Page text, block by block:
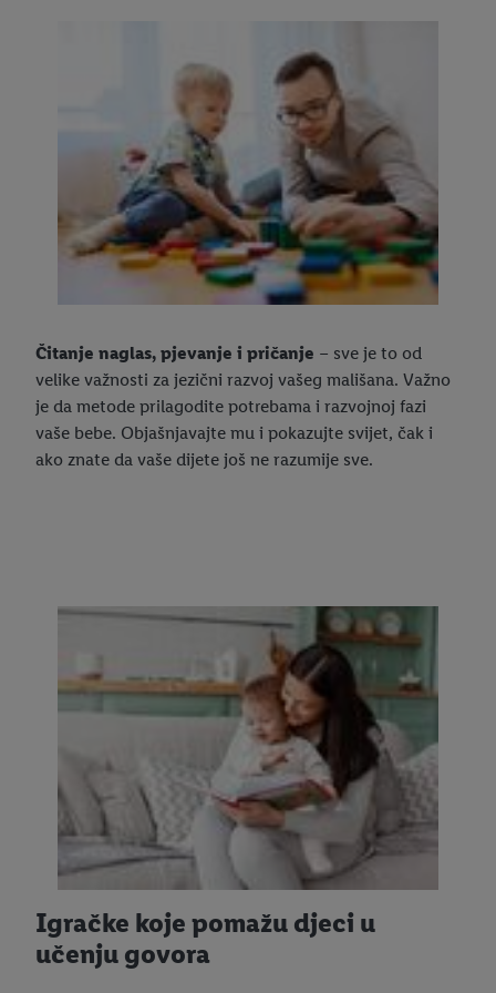
Čitanje naglas, pjevanje i pričanje – sve je to od
velike važnosti za jezični razvoj vašeg mališana. Važno
je da metode prilagodite potrebama i razvojnoj fazi
vaše bebe. Objašnjavajte mu i pokazujte svijet, čak i
ako znate da vaše dijete još ne razumije sve.
Igračke koje pomažu djeci u
učenju govora
trenutku s budućim učinkom, možeš pronaći u našim
Impressum možeš pronaći ovdje.